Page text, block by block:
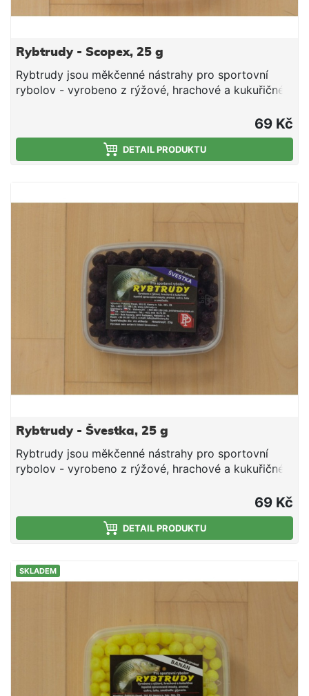
Rybtrudy - Scopex, 25 g
Rybtrudy jsou měkčenné nástrahy pro sportovní
rybolov - vyrobeno z rýžové, hrachové a kukuřičné
69 Kč
DETAIL PRODUKTU
Rybtrudy - Švestka, 25 g
Rybtrudy jsou měkčenné nástrahy pro sportovní
rybolov - vyrobeno z rýžové, hrachové a kukuřičné
69 Kč
DETAIL PRODUKTU
SKLADEM